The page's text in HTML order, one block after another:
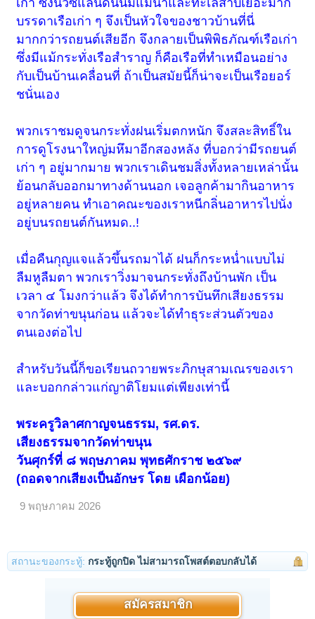
บรรดาเรือเก่า ๆ จึงเป็นหัวใจของชาวบ้านที่นี่
มากกว่ารถยนต์เสียอีก จึงกลายเป็นพิพิธภัณฑ์เรือเก่า
ซึ่งมีแม้กระทั่งเรือสำราญ ก็คือเรือที่ทำเหมือนอย่าง
กับเป็นบ้านเคลื่อนที่ ถ้าเป็นสมัยนี้ก็น่าจะเป็นเรือยอร์
ชนั่นเอง
พวกเราชมดูจนกระทั่งฝนเริ่มตกหนัก จึงสละสิทธิ์ใน
การดูโรงนาใหญ่มหึมาอีกสองหลัง ที่บอกว่ามีรถยนต์
เก่า ๆ อยู่มากมาย พวกเราเดินชมสิ่งทั้งหลายเหล่านั้น
ย้อนกลับออกมาทางด้านนอก เจอลูกค้ามากินอาหาร
อยู่หลายคน ทำเอาคณะของเราหนีกลิ่นอาหารไปนั่ง
อยู่บนรถยนต์กันหมด..!
เมื่อคืนกุญแจแล้วขึ้นรถมาได้ ฝนก็กระหน่ำแบบไม่
ลืมหูลืมตา พวกเราวิ่งมาจนกระทั่งถึงบ้านพัก เป็น
เวลา ๔ โมงกว่าแล้ว จึงได้ทำการบันทึกเสียงธรรม
จากวัดท่าขนุนก่อน แล้วจะได้ทำธุระส่วนตัวของ
ตนเองต่อไป
สำหรับวันนี้ก็ขอเรียนถวายพระภิกษุสามเณรของเรา
และบอกกล่าวแก่ญาติโยมแต่เพียงเท่านี้
พระครูวิลาศกาญจนธรรม, รศ.ดร.
เสียงธรรมจากวัดท่าขนุน
วันศุกร์ที่ ๘ พฤษภาคม พุทธศักราช ๒๕๖๙
(ถอดจากเสียงเป็นอักษร โดย เผือกน้อย)
9 พฤษภาคม 2026
สถานะของกระทู้: กระทู้ถูกปิด ไม่สามารถโพสต์ตอบกลับได้
สมัครสมาชิก